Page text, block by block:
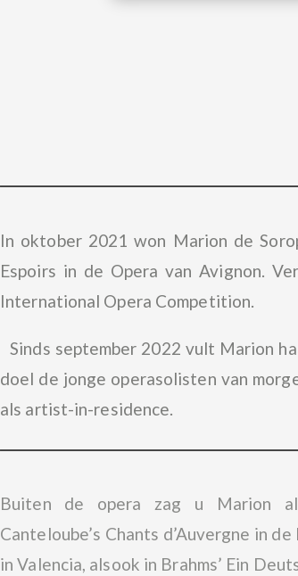
In oktober 2021 won Marion de
Espoirs in de Opera van Avignon.
International Opera Competition.
Sinds september 2022 vult Marion
doel de jonge operasolisten van
als artist-in-residence.
Buiten de opera zag u Marion
Canteloube’s Chants d’Auvergne in
in Valencia, alsook in Brahms’ Ein